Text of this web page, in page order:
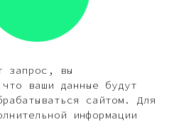
запрос, вы
ваши данные будут
сайтом. Для
информации